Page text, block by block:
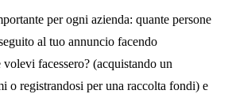
per ogni azienda: quante persone
al tuo annuncio facendo
volevi facessero? (acquistando un
o registrandosi per una raccolta fondi) e